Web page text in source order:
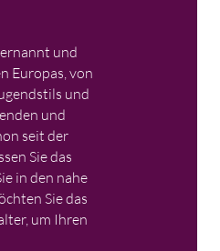
und
Europas, von
und
und
seit der
Sie das
in den nahe
Sie das
um Ihren